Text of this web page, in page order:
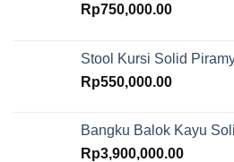
Rp750,000.00
Stool Kursi Solid
Rp550,000.00
Bangku Balok Kayu
Rp3,900,000.00